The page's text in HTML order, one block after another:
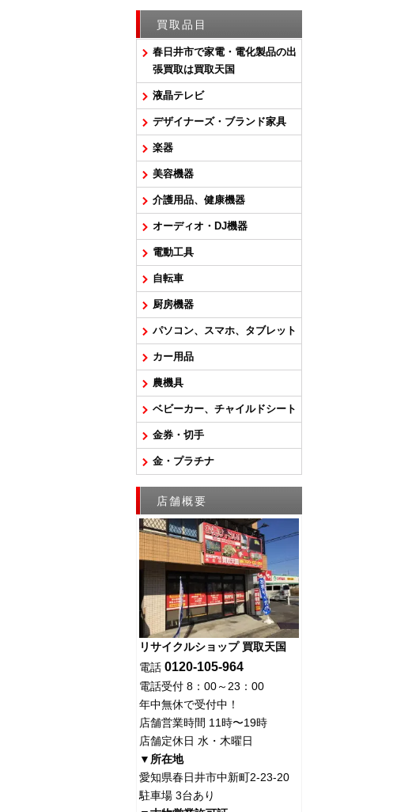
買取品目
春日井市で家電・電化製品の出
張買取は買取天国
液晶テレビ
デザイナーズ・ブランド家具
楽器
美容機器
介護用品、健康機器
オーディオ・DJ機器
電動工具
自転車
厨房機器
パソコン、スマホ、タブレット
カー用品
農機具
ベビーカー、チャイルドシート
金券・切手
金・プラチナ
店舗概要
リサイクルショップ 買取天国
電話 0120-105-964
電話受付 8：00～23：00
年中無休で受付中！
店舗営業時間 11時〜19時
店舗定休日 水・木曜日
▼所在地
愛知県春日井市中新町2-23-20
駐車場 3台あり